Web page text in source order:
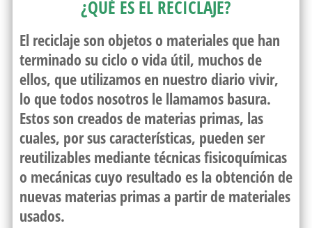
¿QUÉ ES EL RECICLAJE?
El reciclaje son objetos o materiales que han
terminado su ciclo o vida útil, muchos de
ellos, que utilizamos en nuestro diario vivir,
lo que todos nosotros le llamamos basura.
Estos son creados de materias primas, las
cuales, por sus características, pueden ser
reutilizables mediante técnicas fisicoquímicas
o mecánicas cuyo resultado es la obtención de
nuevas materias primas a partir de materiales
usados.